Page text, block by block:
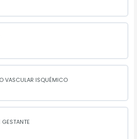
VASCULAR ISQUÉMICO
GESTANTE